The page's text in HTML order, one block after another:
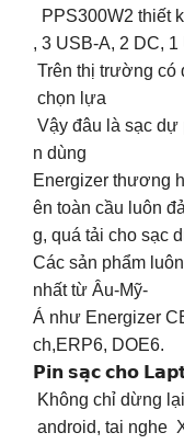
PPS300W2 thiết
, 3 USB-A, 2 DC,
Trên thị trường có
chọn lựa
Vậy đâu là sạc
n dùng
Energizer thương
ên toàn cầu luôn
g, quá tải cho sạc
Các sản phẩm
nhất từ Âu-Mỹ-
Á như Energizer
ch,ERP6, DOE6.
𝗣𝗶𝗻 𝘀𝗮̣𝗰 𝗰𝗵𝗼
Không chỉ dừng
android, tai nghe